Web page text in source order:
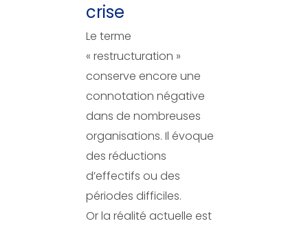
crise
Le terme
« restructuration »
conserve encore une
connotation négative
dans de nombreuses
organisations. Il évoque
des réductions
d’effectifs ou des
périodes difficiles.
Or la réalité actuelle est